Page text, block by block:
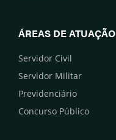
ÁREAS DE ATUAÇÃO
Servidor Civil
Servidor Militar
Previdenciário
Concurso Público